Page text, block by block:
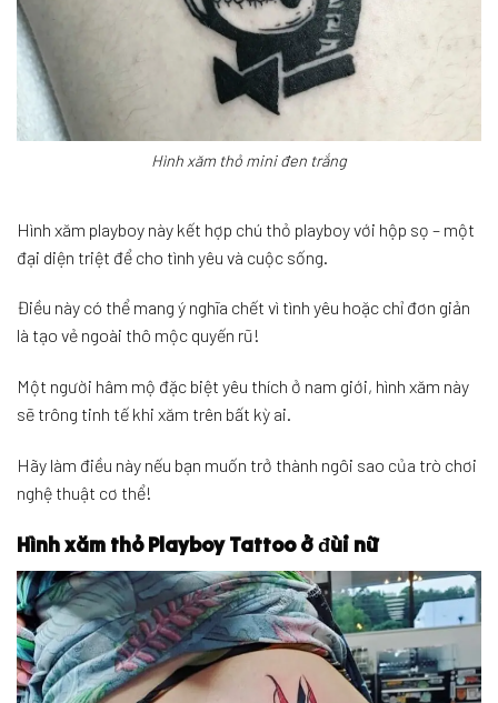
Hình xăm thỏ mini đen trắng
Hình xăm playboy này kết hợp chú thỏ playboy với hộp sọ – một
đại diện triệt để cho tình yêu và cuộc sống.
Điều này có thể mang ý nghĩa chết vì tình yêu hoặc chỉ đơn giản
là tạo vẻ ngoài thô mộc quyến rũ!
Một người hâm mộ đặc biệt yêu thích ở nam giới, hình xăm này
sẽ trông tinh tế khi xăm trên bất kỳ ai.
Hãy làm điều này nếu bạn muốn trở thành ngôi sao của trò chơi
nghệ thuật cơ thể!
Hình xăm thỏ Playboy Tattoo ở đùi nữ